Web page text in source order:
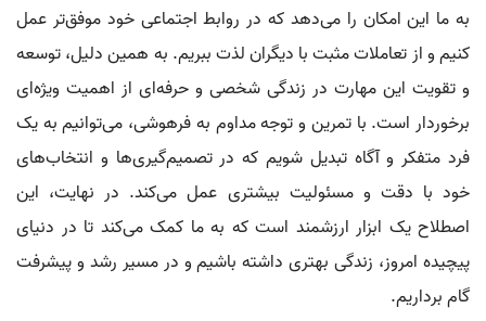
به ما این امکان را می‌دهد که در روابط اجتماعی خود موفق‌تر عمل
کنیم و از تعاملات مثبت با دیگران لذت ببریم. به همین دلیل، توسعه
و تقویت این مهارت در زندگی شخصی و حرفه‌ای از اهمیت ویژه‌ای
برخوردار است. با تمرین و توجه مداوم به فرهوشی، می‌توانیم به یک
فرد متفکر و آگاه تبدیل شویم که در تصمیم‌گیری‌ها و انتخاب‌های
خود با دقت و مسئولیت بیشتری عمل می‌کند. در نهایت، این
اصطلاح یک ابزار ارزشمند است که به ما کمک می‌کند تا در دنیای
پیچیده امروز، زندگی بهتری داشته باشیم و در مسیر رشد و پیشرفت
گام برداریم.